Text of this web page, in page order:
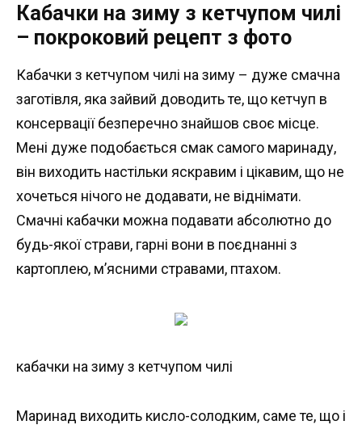
Кабачки на зиму з кетчупом чилі
– покроковий рецепт з фото
Кабачки з кетчупом чилі на зиму – дуже смачна
заготівля, яка зайвий доводить те, що кетчуп в
консервації безперечно знайшов своє місце.
Мені дуже подобається смак самого маринаду,
він виходить настільки яскравим і цікавим, що не
хочеться нічого не додавати, не віднімати.
Смачні кабачки можна подавати абсолютно до
будь-якої страви, гарні вони в поєднанні з
картоплею, м’ясними стравами, птахом.
кабачки на зиму з кетчупом чилі
Маринад виходить кисло-солодким, саме те, що і